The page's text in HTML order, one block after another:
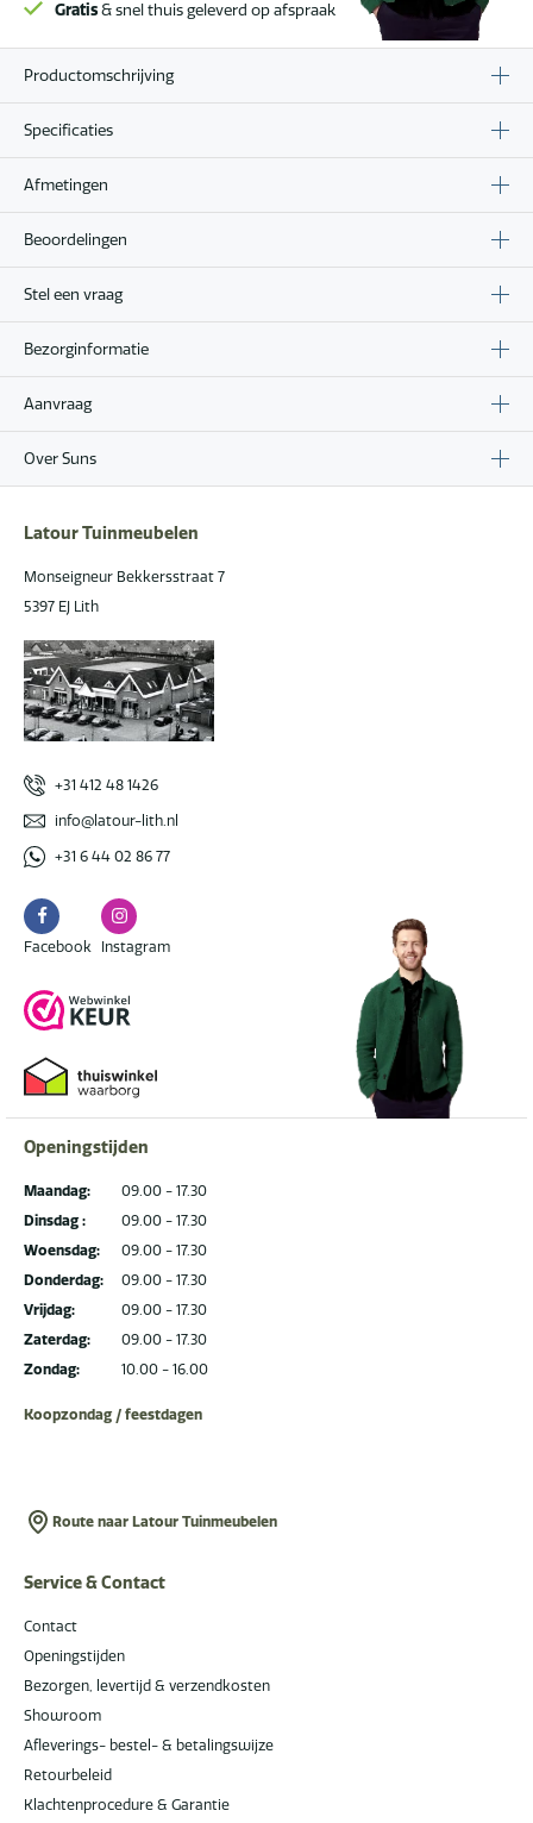
Gratis& snel thuis geleverd op afspraak
Productomschrijving
Specificaties
Afmetingen
Beoordelingen
Stel een vraag
Bezorginformatie
Aanvraag
Over Suns
Latour Tuinmeubelen
Monseigneur Bekkersstraat 7
5397 EJ Lith
+31 412 48 1426
info@latour-lith.nl
+31 6 44 02 86 77
Facebook
Facebook
Instagram
Instagram
Openingstijden
Maandag:
Dinsdag :
Woensdag:
Donderdag:
Vrijdag:
Zaterdag:
Zondag:
09.00 - 17.30
09.00 - 17.30
09.00 - 17.30
09.00 - 17.30
09.00 - 17.30
09.00 - 17.30
10.00 - 16.00
Koopzondag / feestdagen
Route naar Latour Tuinmeubelen
Service & Contact
Contact
Openingstijden
Bezorgen, levertijd & verzendkosten
Showroom
Afleverings- bestel- & betalingswijze
Retourbeleid
Klachtenprocedure & Garantie